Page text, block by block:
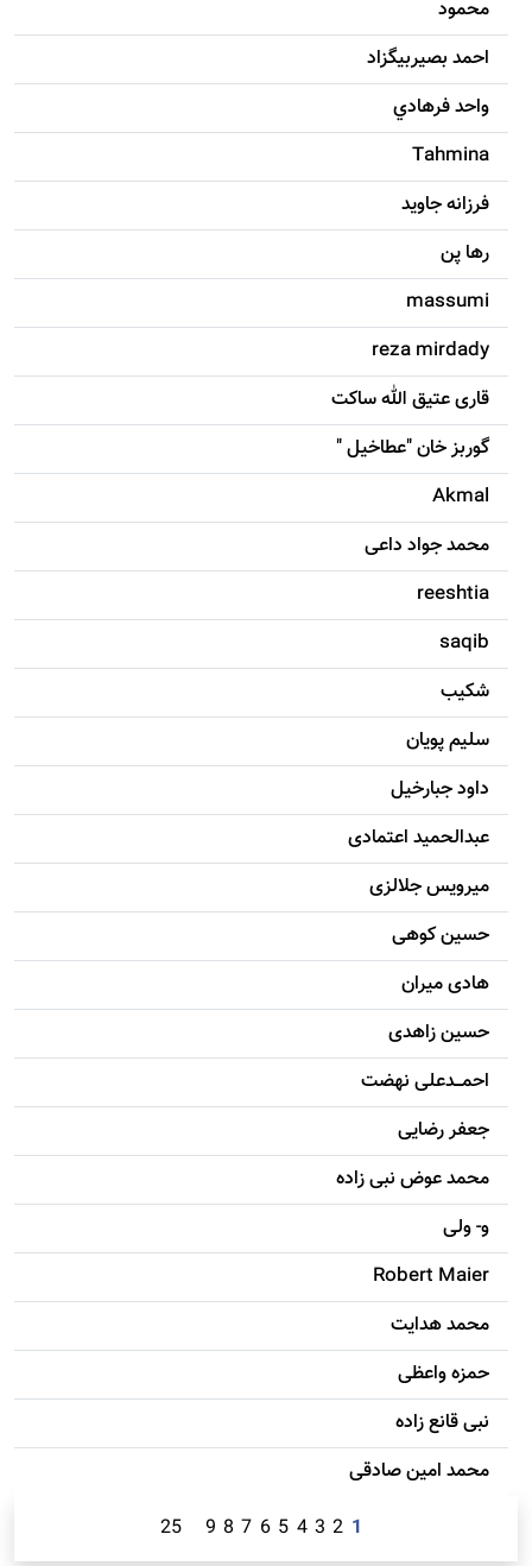
محمود
احمد بصيربيگزاد
واحد فرهادي
Tahmina
فرزانه جاويد
رها پن
massumi
reza mirdady
قاری عتیق الله ساکت
گوربز خان "عطاخیل "
Akmal
محمد جواد داعی
reeshtia
saqib
شکيب
سليم پویان
داود جبارخیل
عبدالحمید اعتمادی
میرویس جلالزی
حسين کوهی
هادی ميران
حسين زاهدی
احمـــدعلی نهضت
جعفر رضایی
محمد عوض نبی زاده
و- ولی
Robert Maier
محمد هدایت
حمزه واعظی
نبی قانع زاده
محمد امين صادقی
1
2
3
4
5
6
7
8
9
25